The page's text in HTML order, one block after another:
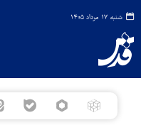
شنبه ۱۷ مرداد ۱۴۰۵